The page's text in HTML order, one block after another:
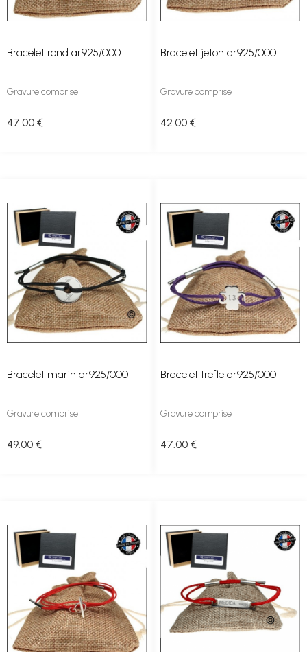
Bracelet rond ar925/000
Gravure comprise
47 .00 €
Bracelet jeton ar925/000
Gravure comprise
42 .00 €
Bracelet marin ar925/000
Gravure comprise
49.00 €
Bracelet trèfle ar925/000
Gravure comprise
47 .00 €